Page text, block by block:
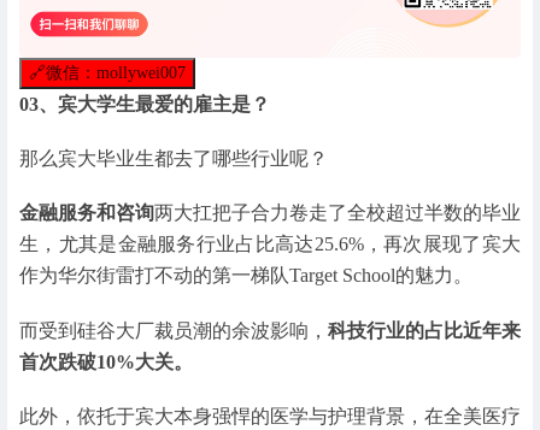
🔗微信：mollywei007
03、 宾大学生最爱的雇主是？
那么宾大毕业生都去了哪些行业呢？
金融服务和咨询两大扛把子合力卷走了全校超过半数的毕业
生，尤其是金融服务行业占比高达25.6%，再次展现了宾大
作为华尔街雷打不动的第一梯队Target School的魅力。
而受到硅谷大厂裁员潮的余波影响， 科技行业的占比近年来
首次跌破10%大关。
此外，依托于宾大本身强悍的医学与护理背景，在全美医疗